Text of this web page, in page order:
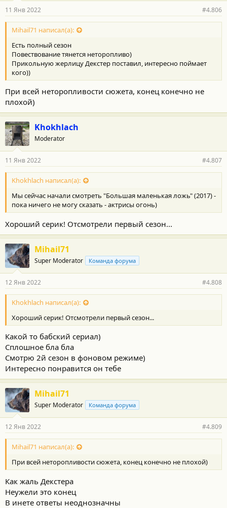
11 Янв 2022 #4.806
Mihail71 написал(а):
Есть полный сезон
Повествование тянется неторопливо)
Прикольную жерлицу Декстер поставил, интересно поймает
кого))
При всей неторопливости сюжета, конец конечно не
плохой)
Khokhlach
Moderator
11 Янв 2022 #4.807
Khokhlach написал(а):
Мы сейчас начали смотреть "Большая маленькая ложь" (2017) -
пока ничего не могу сказать - актрисы огонь)
Хороший серик! Отсмотрели первый сезон...
Mihail71
Super Moderator Команда форума
12 Янв 2022 #4.808
Khokhlach написал(а):
Хороший серик! Отсмотрели первый сезон...
Какой то бабский сериал)
Сплошное бла бла
Смотрю 2й сезон в фоновом режиме)
Интересно понравится он тебе
Mihail71
Super Moderator Команда форума
12 Янв 2022 #4.809
Mihail71 написал(а):
При всей неторопливости сюжета, конец конечно не плохой)
Как жаль Декстера
Неужели это конец
В инете ответы неоднозначны